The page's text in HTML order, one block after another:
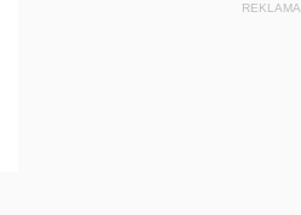
REKLAMA